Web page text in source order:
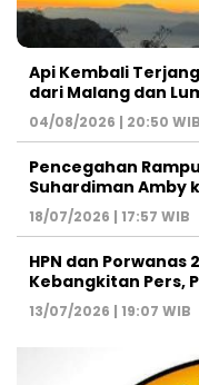
Api Kembali
dari Malang dan
04/08/2026 | 20:50 WIB
Pencegahan
Suhardiman Amby
18/07/2026 | 17:57 WIB
HPN dan
Kebangkitan Pers,
13/07/2026 | 19:07 WIB